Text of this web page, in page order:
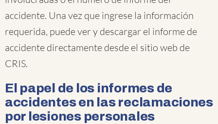
accidente. Una vez que ingrese la información
requerida, puede ver y descargar el informe de
accidente directamente desde el sitio web de
CRIS.
El papel de los informes de
accidentes en las reclamaciones
por lesiones personales